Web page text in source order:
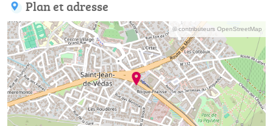
Plan et adresse
© contributeurs OpenStreetMap